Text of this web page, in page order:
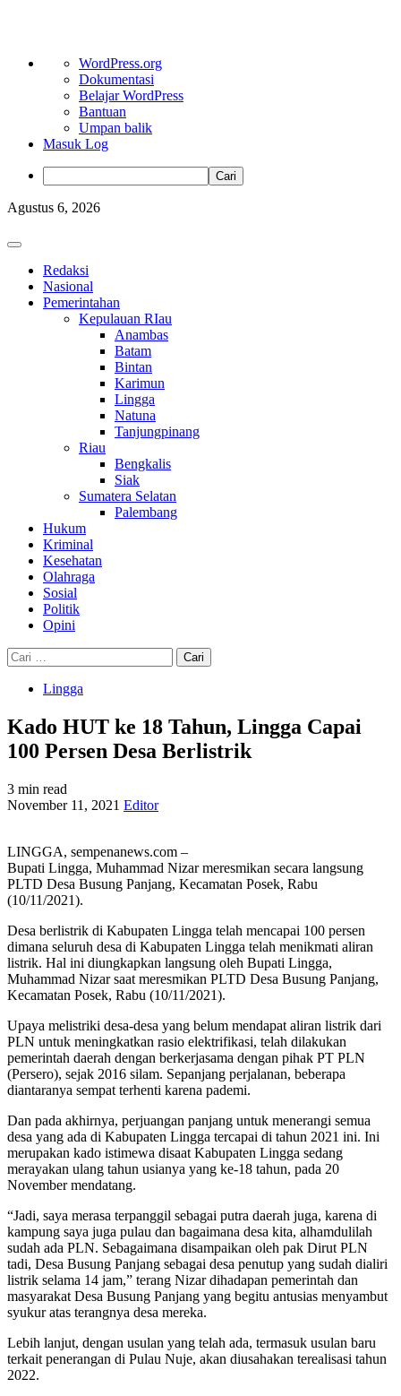
Tentang
WordPress
WordPress.org
Dokumentasi
Belajar WordPress
Bantuan
Umpan balik
Masuk Log
Cari
Skip
content
Agustus 6, 2026
Primary
Redaksi
Nasional
Pemerintahan
Kepulauan RIau
Anambas
Batam
Bintan
Karimun
Lingga
Natuna
Tanjungpinang
Riau
Bengkalis
Siak
Sumatera Selatan
Palembang
Hukum
Kriminal
Kesehatan
Olahraga
Sosial
Politik
Opini
Cari
untuk:
Lingga
Kado HUT ke 18 Tahun, Lingga Capai
100 Persen Desa Berlistrik
3 min read
November 11, 2021 Editor
LINGGA, sempenanews.com –
Bupati Lingga, Muhammad Nizar meresmikan secara langsung
PLTD Desa Busung Panjang, Kecamatan Posek, Rabu
(10/11/2021).
Desa berlistrik di Kabupaten Lingga telah mencapai 100 persen
dimana seluruh desa di Kabupaten Lingga telah menikmati aliran
listrik. Hal ini diungkapkan langsung oleh Bupati Lingga,
Muhammad Nizar saat meresmikan PLTD Desa Busung Panjang,
Kecamatan Posek, Rabu (10/11/2021).
Upaya melistriki desa-desa yang belum mendapat aliran listrik dari
PLN untuk meningkatkan rasio elektrifikasi, telah dilakukan
pemerintah daerah dengan berkerjasama dengan pihak PT PLN
(Persero), sejak 2016 silam. Sepanjang perjalanan, beberapa
diantaranya sempat terhenti karena pademi.
Dan pada akhirnya, perjuangan panjang untuk menerangi semua
desa yang ada di Kabupaten Lingga tercapai di tahun 2021 ini. Ini
merupakan kado istimewa disaat Kabupaten Lingga sedang
merayakan ulang tahun usianya yang ke-18 tahun, pada 20
November mendatang.
“Jadi, saya merasa terpanggil sebagai putra daerah juga, karena di
kampung saya juga pulau dan bagaimana desa kita, alhamdulilah
sudah ada PLN. Sebagaimana disampaikan oleh pak Dirut PLN
tadi, Desa Busung Panjang sebagai desa penutup yang sudah dialiri
listrik selama 14 jam,” terang Nizar dihadapan pemerintah dan
masyarakat Desa Busung Panjang yang begitu antusias menyambut
syukur atas terangnya desa mereka.
Lebih lanjut, dengan usulan yang telah ada, termasuk usulan baru
terkait penerangan di Pulau Nuje, akan diusahakan terealisasi tahun
2022.